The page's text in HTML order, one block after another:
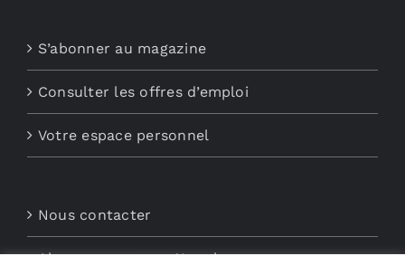
S’abonner au magazine
Consulter les offres d’emploi
Votre espace personnel
Nous contacter
Abonnements aux Newsletters